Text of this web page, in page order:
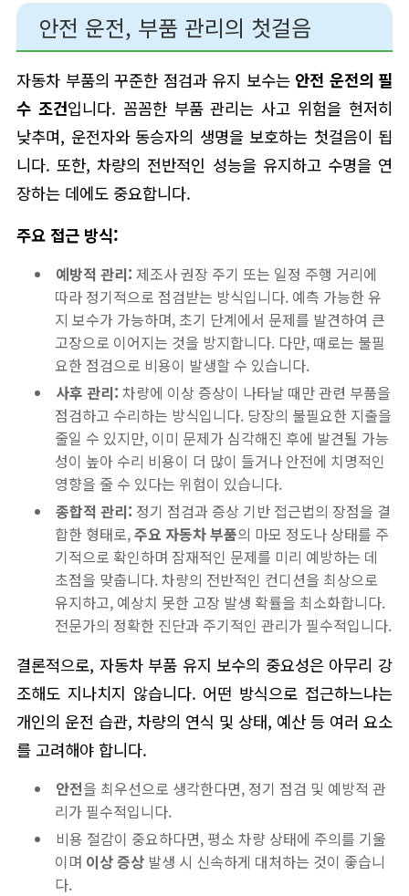
안전 운전, 부품 관리의 첫걸음
자동차 부품의 꾸준한 점검과 유지 보수는 안전 운전의 필
수 조건입니다. 꼼꼼한 부품 관리는 사고 위험을 현저히
낮추며, 운전자와 동승자의 생명을 보호하는 첫걸음이 됩
니다. 또한, 차량의 전반적인 성능을 유지하고 수명을 연
장하는 데에도 중요합니다.
주요 접근 방식:
예방적 관리: 제조사 권장 주기 또는 일정 주행 거리에
따라 정기적으로 점검받는 방식입니다. 예측 가능한 유
지 보수가 가능하며, 초기 단계에서 문제를 발견하여 큰
고장으로 이어지는 것을 방지합니다. 다만, 때로는 불필
요한 점검으로 비용이 발생할 수 있습니다.
사후 관리: 차량에 이상 증상이 나타날 때만 관련 부품을
점검하고 수리하는 방식입니다. 당장의 불필요한 지출을
줄일 수 있지만, 이미 문제가 심각해진 후에 발견될 가능
성이 높아 수리 비용이 더 많이 들거나 안전에 치명적인
영향을 줄 수 있다는 위험이 있습니다.
종합적 관리: 정기 점검과 증상 기반 접근법의 장점을 결
합한 형태로,주요 자동차 부품의 마모 정도나 상태를 주
기적으로 확인하며 잠재적인 문제를 미리 예방하는 데
초점을 맞춥니다. 차량의 전반적인 컨디션을 최상으로
유지하고, 예상치 못한 고장 발생 확률을 최소화합니다.
전문가의 정확한 진단과 주기적인 관리가 필수적입니다.
결론적으로, 자동차 부품 유지 보수의 중요성은 아무리 강
조해도 지나치지 않습니다. 어떤 방식으로 접근하느냐는
개인의 운전 습관, 차량의 연식 및 상태, 예산 등 여러 요소
를 고려해야 합니다.
안전을 최우선으로 생각한다면, 정기 점검 및 예방적 관
리가 필수적입니다.
비용 절감이 중요하다면, 평소 차량 상태에 주의를 기울
이며 이상 증상 발생 시 신속하게 대처하는 것이 좋습니
다.